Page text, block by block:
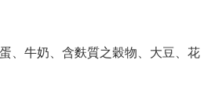
、牛奶、含麩質之穀物、大豆、花